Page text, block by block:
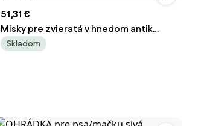
51,31 €
Misky pre zvieratá v hnedom antik
drevenom stojane - 41*22*12 cm /
Skladom